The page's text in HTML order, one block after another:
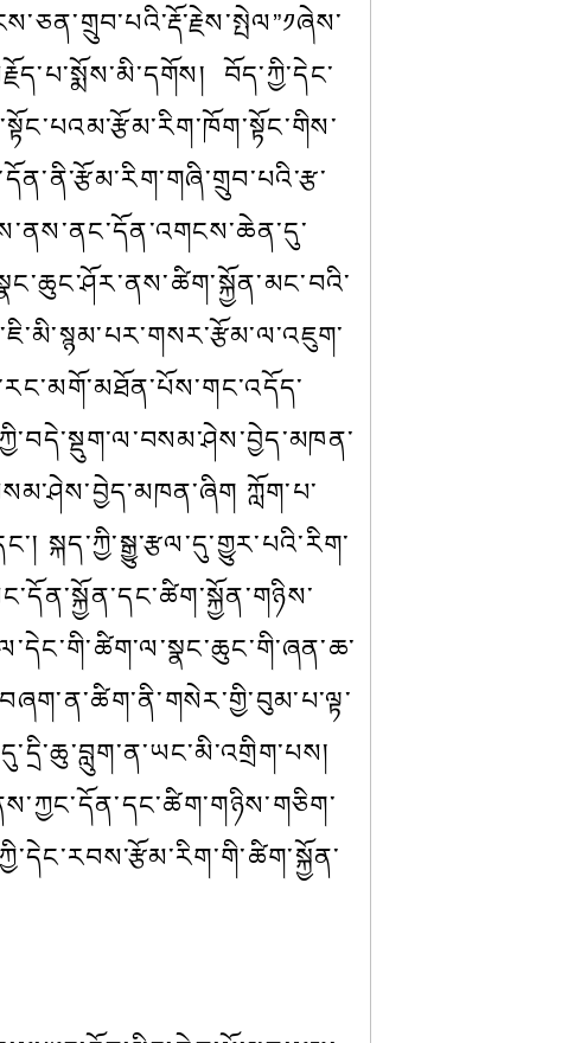
བོད་ཀྱི་དེང་
ཀློག་པ་
སྐད་ཀྱི་སྒྱུ་རྩལ་དུ་གྱུར་པའི་རིག་